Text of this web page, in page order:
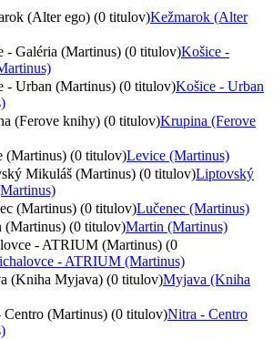
(Alter ego) (0 titulov)Kežmarok (Alter
- Galéria (Martinus) (0 titulov)Košice -
- Urban (Martinus) (0 titulov)Košice - Urban
(Ferove knihy) (0 titulov)Krupina (Ferove
(Martinus) (0 titulov)Levice (Martinus)
Mikuláš (Martinus) (0 titulov)Liptovský
(Martinus) (0 titulov)Lučenec (Martinus)
(Martinus) (0 titulov)Martin (Martinus)
- ATRIUM (Martinus) (0
- ATRIUM (Martinus)
(Kniha Myjava) (0 titulov)Myjava (Kniha
Centro (Martinus) (0 titulov)Nitra - Centro